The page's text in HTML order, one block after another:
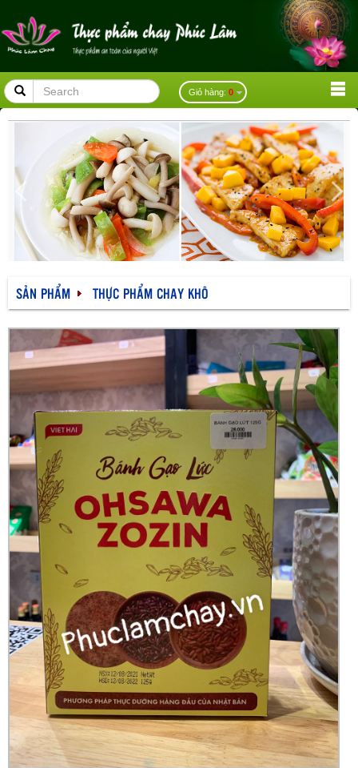
placeholder Giỏ hàng: 0
SẢN PHẨM THỰC PHẨM CHAY KHÔ